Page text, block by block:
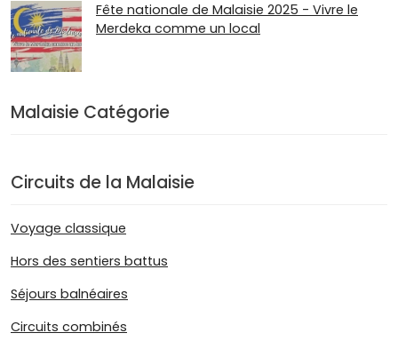
Fête nationale de Malaisie 2025 - Vivre le
Merdeka comme un local
Malaisie Catégorie
Circuits de la Malaisie
Voyage classique
Hors des sentiers battus
Séjours balnéaires
Circuits combinés